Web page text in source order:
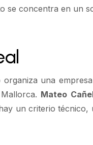
se concentra en un
organiza una
Mateo
un criterio